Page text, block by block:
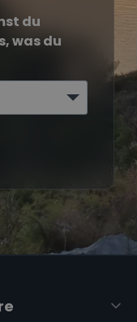
du
was du